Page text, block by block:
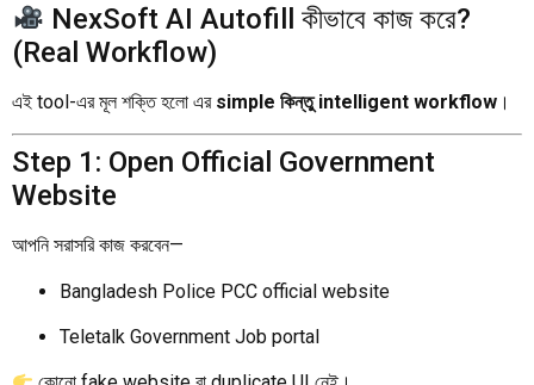
NexSoft AI Autofill কীভাবে কাজ করে?
(Real Workflow)
এই tool-এর মূল শক্তি হলো এর simple কিন্তু intelligent workflow ।
Step 1: Open Official Government
Website
আপনি সরাসরি কাজ করবেন—
Bangladesh Police PCC official website
Teletalk Government Job portal